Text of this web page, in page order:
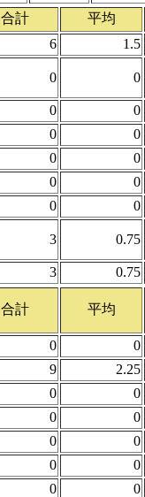
合計 平均
6 1.5
0 0
0 0
0 0
0 0
0 0
0 0
3 0.75
3 0.75
合計 平均
0 0
9 2.25
0 0
0 0
0 0
0 0
0 0